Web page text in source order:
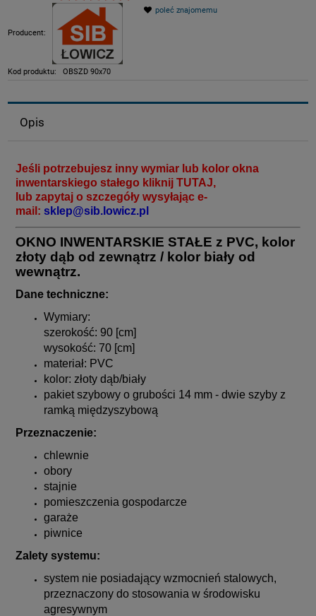
Producent:
Kod produktu: OBSZD 90x70
poleć znajomemu
Opis
Jeśli potrzebujesz inny wymiar lub kolor okna
inwentarskiego stałego kliknij TUTAJ,
lub zapytaj o szczegóły wysyłając e-
mail: sklep@sib.lowicz.pl
OKNO INWENTARSKIE STAŁE z PVC, kolor
złoty dąb od zewnątrz / kolor biały od
wewnątrz.
Dane techniczne:
Wymiary:
szerokość: 90 [cm]
wysokość: 70 [cm]
materiał: PVC
kolor: złoty dąb/biały
pakiet szybowy o grubości 14 mm - dwie szyby z
ramką międzyszybową
Przeznaczenie:
chlewnie
obory
stajnie
pomieszczenia gospodarcze
garaże
piwnice
Zalety systemu:
system nie posiadający wzmocnień stalowych,
przeznaczony do stosowania w środowisku
agresywnym